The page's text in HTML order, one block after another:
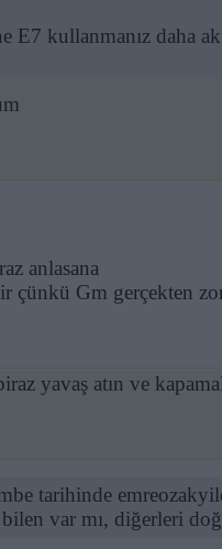
E7 kullanmanız daha
anlasana
çünkü Gm gerçekten
yavaş atın ve
tarihinde
var mı, diğerleri